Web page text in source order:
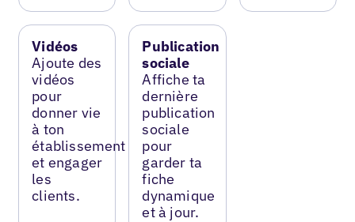
Vidéos
Ajoute des
vidéos
pour
donner vie
à ton
établissement
et engager
les
clients.
Publication
sociale
Affiche ta
dernière
publication
sociale
pour
garder ta
fiche
dynamique
et à jour.